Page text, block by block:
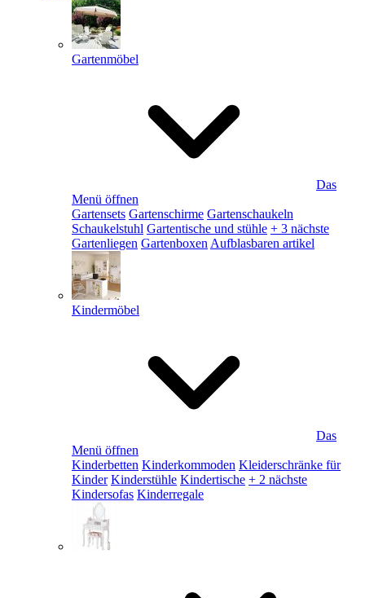
Gartenmöbel
Das
Menü öffnen
Gartensets Gartenschirme Gartenschaukeln
Schaukelstuhl Gartentische und stühle + 3 nächste
Gartenliegen Gartenboxen Aufblasbaren artikel
Kindermöbel
Das
Menü öffnen
Kinderbetten Kinderkommoden Kleiderschränke für
Kinder Kinderstühle Kindertische + 2 nächste
Kindersofas Kinderregale